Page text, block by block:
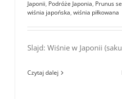
Japonii, Podróże Japonia, Prunus
wiśnia japońska, wiśnia piłkowana
Slajd: Wiśnie w Japonii
Czytaj dalej